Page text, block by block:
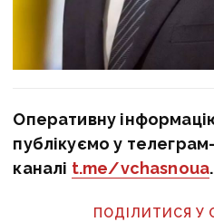
Оперативну
публікуємо у телеграм-
каналі t.me/vchasnoua
ПОДІЛИТИСЯ У